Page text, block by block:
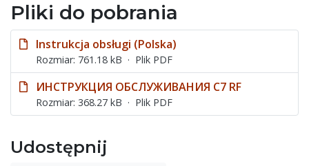
Pliki do pobrania
Instrukcja obsługi (Polska)
Rozmiar: 761.18 kB Plik PDF
ИНСТРУКЦИЯ ОБСЛУЖИВАНИЯ С7 RF
Rozmiar: 368.27 kB Plik PDF
Udostępnij